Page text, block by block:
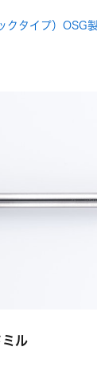
クタイプ）OSG
ル